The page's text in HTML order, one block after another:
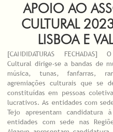
APOIO AO
CULTURAL
LISBOA E
[CANDIDATURAS
Cultural dirige-se a bandas de
música, tunas, fanfarras,
agremiações culturais que se
constituídas em pessoas
lucrativos. As entidades com
Tejo apresentam candidatura
entidades com sede nas